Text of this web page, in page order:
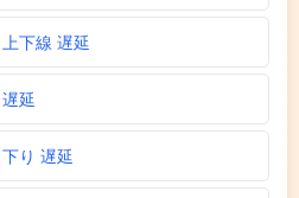
下線 遅延
延
り 遅延